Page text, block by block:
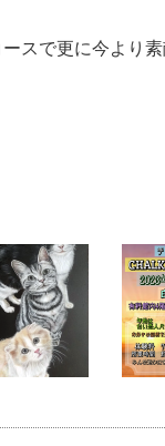
スで更に今より